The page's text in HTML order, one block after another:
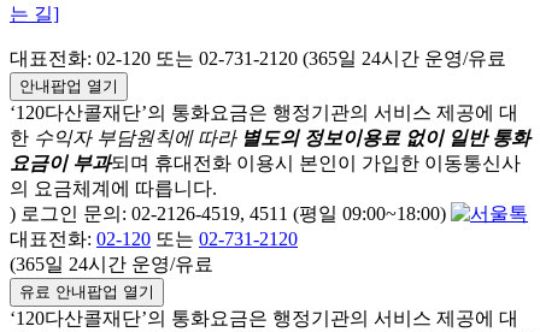
는 길]
대표전화: 02-120 또는 02-731-2120 (365일 24시간 운영/유료
안내팝업 열기
‘120다산콜재단’의 통화요금은 행정기관의 서비스 제공에 대
한 수익자 부담원칙에 따라 별도의 정보이용료 없이 일반 통화
요금이 부과되며 휴대전화 이용시 본인이 가입한 이동통신사
의 요금체계에 따릅니다.
) 로그인 문의: 02-2126-4519, 4511 (평일 09:00~18:00)
대표전화: 02-120 또는 02-731-2120
(365일 24시간 운영/유료
유료 안내팝업 열기
‘120다산콜재단’의 통화요금은 행정기관의 서비스 제공에 대